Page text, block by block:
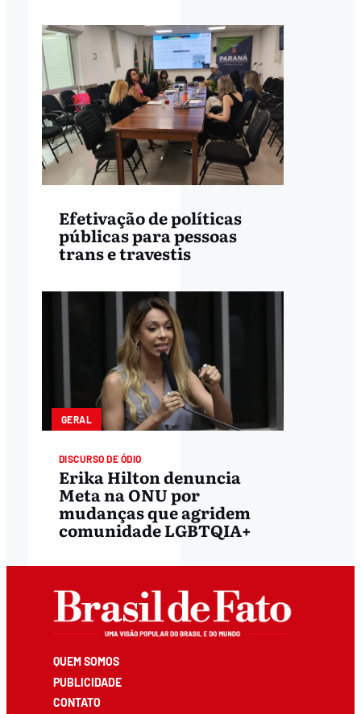
Efetivação de políticas
públicas para pessoas
trans e travestis
GERAL
DISCURSO DE ÓDIO
Erika Hilton denuncia
Meta na ONU por
mudanças que agridem
comunidade LGBTQIA+
QUEM SOMOS
PUBLICIDADE
CONTATO